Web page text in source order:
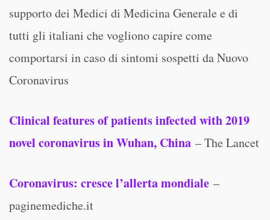
supporto dei Medici di Medicina Generale e di
tutti gli italiani che vogliono capire come
comportarsi in caso di sintomi sospetti da Nuovo
Coronavirus
Clinical features of patients infected with 2019
novel coronavirus in Wuhan, China – The Lancet
Coronavirus: cresce l’allerta mondiale –
paginemediche.it